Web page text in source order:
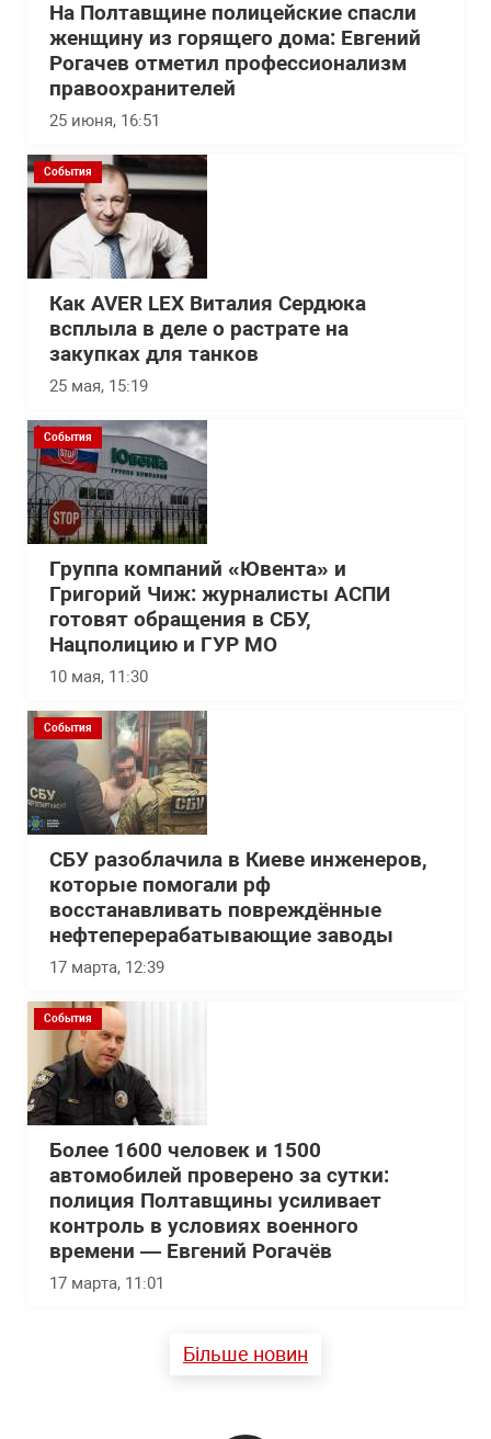
На Полтавщине полицейские спасли
женщину из горящего дома: Евгений
Рогачев отметил профессионализм
правоохранителей
25 июня, 16:51
События
Как AVER LEX Виталия Сердюка
всплыла в деле о растрате на
закупках для танков
25 мая, 15:19
События
Группа компаний «Ювента» и
Григорий Чиж: журналисты АСПИ
готовят обращения в СБУ,
Нацполицию и ГУР МО
10 мая, 11:30
События
СБУ разоблачила в Киеве инженеров,
которые помогали рф
восстанавливать повреждённые
нефтеперерабатывающие заводы
17 марта, 12:39
События
Более 1600 человек и 1500
автомобилей проверено за сутки:
полиция Полтавщины усиливает
контроль в условиях военного
времени — Евгений Рогачёв
17 марта, 11:01
Більше новин